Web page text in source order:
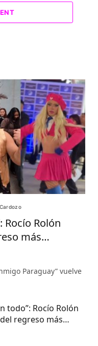
Rocío Rolón
más
Paraguay” vuelve
todo”: Rocío Rolón
regreso más
paraguaya